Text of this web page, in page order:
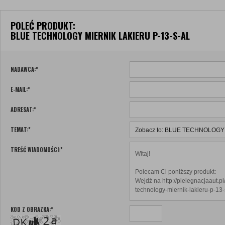
POLEĆ PRODUKT:
BLUE TECHNOLOGY MIERNIK LAKIERU P-13-S-AL
NADAWCA:*
E-MAIL:*
ADRESAT:*
TEMAT:*
TREŚĆ WIADOMOŚCI:*
KOD Z OBRAZKA:*